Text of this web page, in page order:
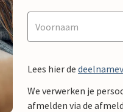
Lees hier de
We verwerken je
afmelden via de